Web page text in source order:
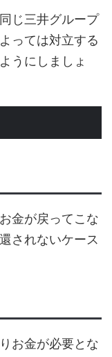
じ三井グループ
っては対立する
うにしましょ
金が戻ってこな
されないケース
お金が必要とな